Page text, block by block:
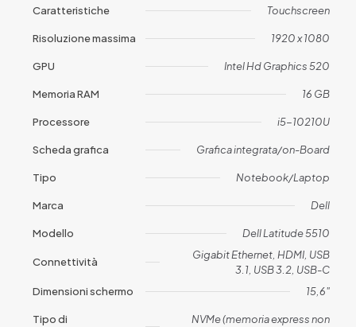
Caratteristiche Touchscreen
Risoluzione massima 1920 x 1080
GPU Intel Hd Graphics 520
Memoria RAM 16 GB
Processore i5-10210U
Scheda grafica Grafica integrata/on-Board
Tipo Notebook/Laptop
Marca Dell
Modello Dell Latitude 5510
Connettività
Gigabit Ethernet, HDMI, USB
3.1, USB 3.2, USB-C
Dimensioni schermo
15,6"
Tipo di
NVMe (memoria express non